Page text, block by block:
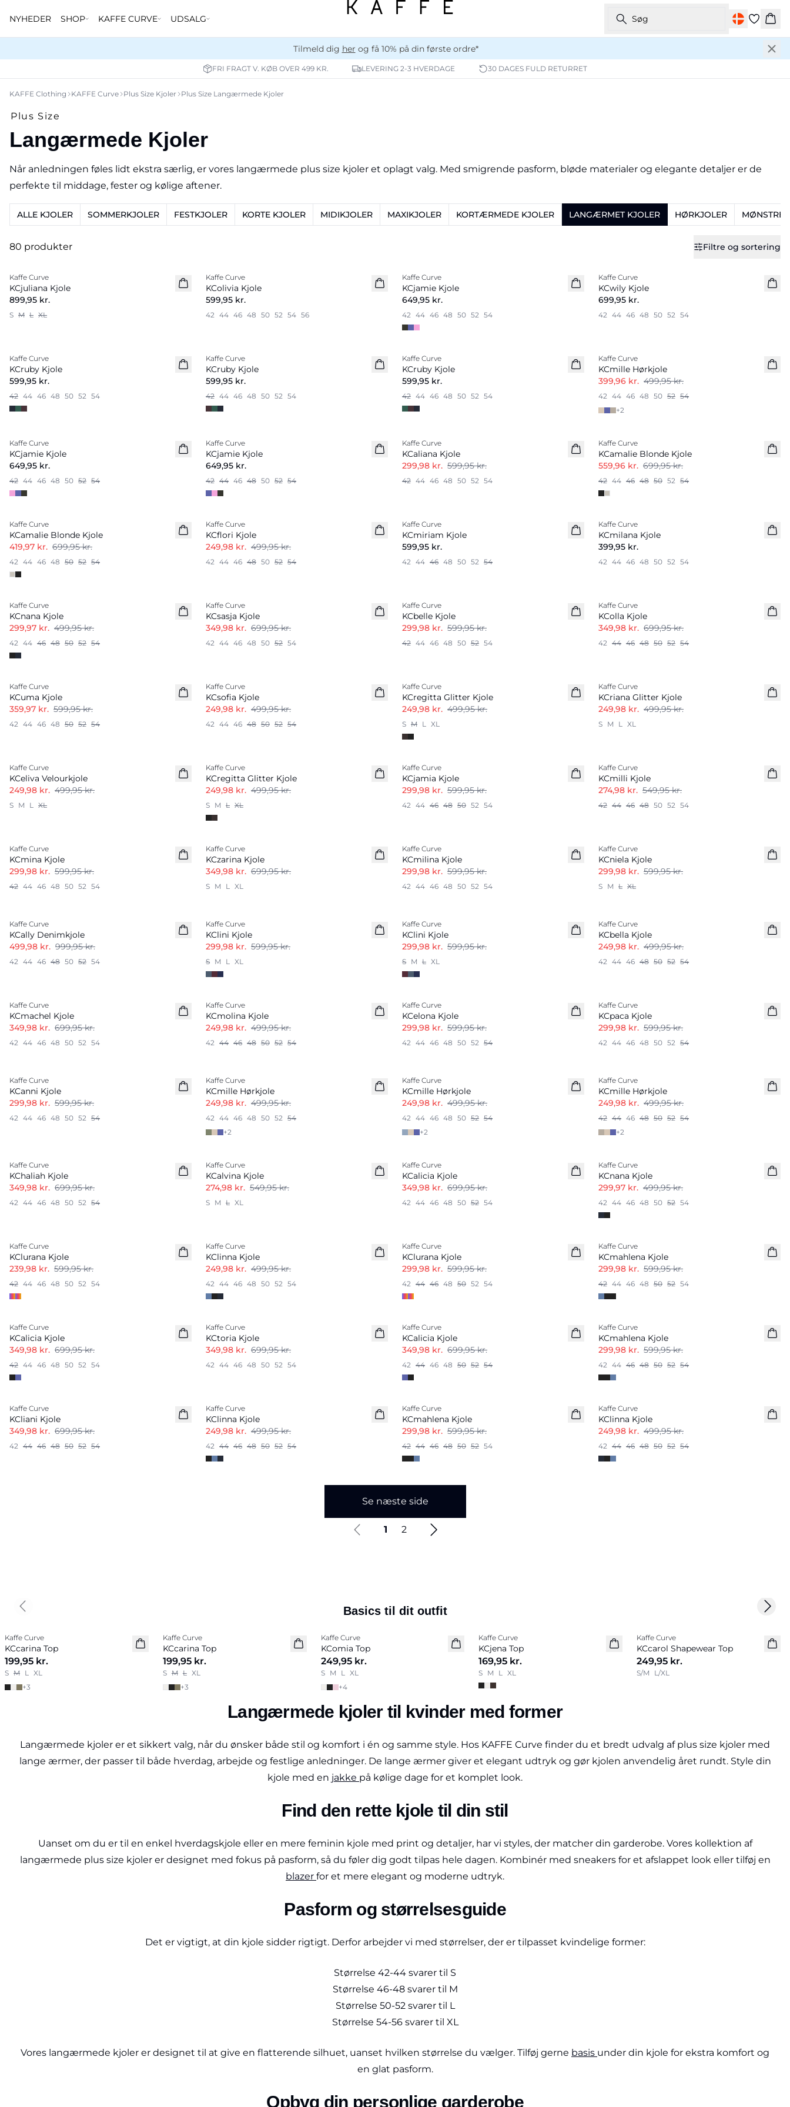
NYHEDER SHOP KAFFE CURVE UDSALG Søg Kurv
Tilmeld dig her og få 10% på din første ordre*
FRI FRAGT V. KØB OVER 499 KR. LEVERING 2-3 HVERDAGE 30 DAGES FULD RETURRET
KAFFE Clothing KAFFE Curve Plus Size Kjoler Plus Size Langærmede Kjoler
Langærmede Kjoler
Plus Size
Når anledningen føles lidt ekstra særlig, er vores langærmede plus size kjoler et oplagt valg. Med smigrende pasform, bløde materialer og elegante detaljer er de
perfekte til middage, fester og kølige aftener.
ALLE KJOLER SOMMERKJOLER FESTKJOLER KORTE KJOLER MIDIKJOLER MAXIKJOLER KORTÆRMEDE KJOLER LANGÆRMET KJOLER HØRKJOLER
80 produkter Filtre og sortering
Nyhed
Kaffe Curve
KCjuliana Kjole
899,95 kr.
S M L XL
Nyhed
Kaffe Curve
KColivia Kjole
599,95 kr.
42 44 46 48 50 52 54 56
Nyhed
Kaffe Curve
KCjamie Kjole
649,95 kr.
42 44 46 48 50 52 54
Nyhed
Kaffe Curve
KCwily Kjole
699,95 kr.
42 44 46 48 50 52 54
Nyhed
Kaffe Curve
KCruby Kjole
599,95 kr.
42 44 46 48 50 52 54
Nyhed
Kaffe Curve
KCruby Kjole
599,95 kr.
42 44 46 48 50 52 54
Nyhed
Kaffe Curve
KCruby Kjole
599,95 kr.
42 44 46 48 50 52 54
Hørmix
Kaffe Curve
KCmille Hørkjole
399,96 kr. 499,95 kr.
42 44 46 48 50 52 54
+2
Kaffe Curve
KCjamie Kjole
649,95 kr.
42 44 46 48 50 52 54
Kaffe Curve
KCjamie Kjole
649,95 kr.
42 44 46 48 50 52 54
Kaffe Curve
KCaliana Kjole
299,98 kr. 599,95 kr.
42 44 46 48 50 52 54
Kaffe Curve
KCamalie Blonde Kjole
559,96 kr. 699,95 kr.
42 44 46 48 50 52 54
Kaffe Curve
KCamalie Blonde Kjole
419,97 kr. 699,95 kr.
42 44 46 48 50 52 54
Kaffe Curve
KCflori Kjole
249,98 kr. 499,95 kr.
42 44 46 48 50 52 54
Nyhed
Kaffe Curve
KCmiriam Kjole
599,95 kr.
42 44 46 48 50 52 54
Kaffe Curve
KCmilana Kjole
399,95 kr.
42 44 46 48 50 52 54
Kaffe Curve
KCnana Kjole
299,97 kr. 499,95 kr.
42 44 46 48 50 52 54
Kaffe Curve
KCsasja Kjole
349,98 kr. 699,95 kr.
42 44 46 48 50 52 54
Kaffe Curve
KCbelle Kjole
299,98 kr. 599,95 kr.
42 44 46 48 50 52 54
Kaffe Curve
KColla Kjole
349,98 kr. 699,95 kr.
42 44 46 48 50 52 54
Kaffe Curve
KCuma Kjole
359,97 kr. 599,95 kr.
42 44 46 48 50 52 54
Kaffe Curve
KCsofia Kjole
249,98 kr. 499,95 kr.
42 44 46 48 50 52 54
Kaffe Curve
KCregitta Glitter Kjole
249,98 kr. 499,95 kr.
S M L XL
Kaffe Curve
KCriana Glitter Kjole
249,98 kr. 499,95 kr.
S M L XL
Kaffe Curve
KCeliva Velourkjole
249,98 kr. 499,95 kr.
S M L XL
Kaffe Curve
KCregitta Glitter Kjole
249,98 kr. 499,95 kr.
S M L XL
Kaffe Curve
KCjamia Kjole
299,98 kr. 599,95 kr.
42 44 46 48 50 52 54
Kaffe Curve
KCmilli Kjole
274,98 kr. 549,95 kr.
42 44 46 48 50 52 54
Kaffe Curve
KCmina Kjole
299,98 kr. 599,95 kr.
42 44 46 48 50 52 54
Kaffe Curve
KCzarina Kjole
349,98 kr. 699,95 kr.
S M L XL
Kaffe Curve
KCmilina Kjole
299,98 kr. 599,95 kr.
42 44 46 48 50 52 54
Kaffe Curve
KCniela Kjole
299,98 kr. 599,95 kr.
S M L XL
Kaffe Curve
KCally Denimkjole
499,98 kr. 999,95 kr.
42 44 46 48 50 52 54
Kaffe Curve
KClini Kjole
299,98 kr. 599,95 kr.
S M L XL
Kaffe Curve
KClini Kjole
299,98 kr. 599,95 kr.
S M L XL
Kaffe Curve
KCbella Kjole
249,98 kr. 499,95 kr.
42 44 46 48 50 52 54
Kaffe Curve
KCmachel Kjole
349,98 kr. 699,95 kr.
42 44 46 48 50 52 54
Kaffe Curve
KCmolina Kjole
249,98 kr. 499,95 kr.
42 44 46 48 50 52 54
Kaffe Curve
KCelona Kjole
299,98 kr. 599,95 kr.
42 44 46 48 50 52 54
Kaffe Curve
KCpaca Kjole
299,98 kr. 599,95 kr.
42 44 46 48 50 52 54
Kaffe Curve
KCanni Kjole
299,98 kr. 599,95 kr.
42 44 46 48 50 52 54
Hørmix
Kaffe Curve
KCmille Hørkjole
249,98 kr. 499,95 kr.
42 44 46 48 50 52 54
+2
Kaffe Curve
KCmille Hørkjole
249,98 kr. 499,95 kr.
42 44 46 48 50 52 54
+2
Hørmix
Kaffe Curve
KCmille Hørkjole
249,98 kr. 499,95 kr.
42 44 46 48 50 52 54
+2
Kaffe Curve
KChaliah Kjole
349,98 kr. 699,95 kr.
42 44 46 48 50 52 54
Kaffe Curve
KCalvina Kjole
274,98 kr. 549,95 kr.
S M L XL
Kaffe Curve
KCalicia Kjole
349,98 kr. 699,95 kr.
42 44 46 48 50 52 54
Kaffe Curve
KCnana Kjole
299,97 kr. 499,95 kr.
42 44 46 48 50 52 54
Kaffe Curve
KClurana Kjole
239,98 kr. 599,95 kr.
42 44 46 48 50 52 54
Kaffe Curve
KClinna Kjole
249,98 kr. 499,95 kr.
42 44 46 48 50 52 54
Kaffe Curve
KClurana Kjole
299,98 kr. 599,95 kr.
42 44 46 48 50 52 54
Kaffe Curve
KCmahlena Kjole
299,98 kr. 599,95 kr.
42 44 46 48 50 52 54
Kaffe Curve
KCalicia Kjole
349,98 kr. 699,95 kr.
42 44 46 48 50 52 54
Kaffe Curve
KCtoria Kjole
349,98 kr. 699,95 kr.
42 44 46 48 50 52 54
Kaffe Curve
KCalicia Kjole
349,98 kr. 699,95 kr.
42 44 46 48 50 52 54
Kaffe Curve
KCmahlena Kjole
299,98 kr. 599,95 kr.
42 44 46 48 50 52 54
Kaffe Curve
KCliani Kjole
349,98 kr. 699,95 kr.
42 44 46 48 50 52 54
Kaffe Curve
KClinna Kjole
249,98 kr. 499,95 kr.
42 44 46 48 50 52 54
Kaffe Curve
KCmahlena Kjole
299,98 kr. 599,95 kr.
42 44 46 48 50 52 54
Kaffe Curve
KClinna Kjole
249,98 kr. 499,95 kr.
42 44 46 48 50 52 54
Se næste side
1 2
Basics til dit outfit
Nyhed
Kaffe Curve
KCcarina Top
199,95 kr.
S M L XL
+3
Nyhed
Kaffe Curve
KCcarina Top
199,95 kr.
S M L XL
+3
Kaffe Curve
KComia Top
249,95 kr.
S M L XL
+4
Kaffe Curve
KCjena Top
169,95 kr.
S M L XL
Kaffe Curve
KCcarol Shapewear Top
249,95 kr.
S/M L/XL
Previous slide Next
Langærmede kjoler til kvinder med former
Langærmede kjoler er et sikkert valg, når du ønsker både stil og komfort i én og samme style. Hos KAFFE Curve finder du et bredt udvalg af plus size kjoler med
lange ærmer, der passer til både hverdag, arbejde og festlige anledninger. De lange ærmer giver et elegant udtryk og gør kjolen anvendelig året rundt. Style din
kjole med en jakke på kølige dage for et komplet look.
Find den rette kjole til din stil
Uanset om du er til en enkel hverdagskjole eller en mere feminin kjole med print og detaljer, har vi styles, der matcher din garderobe. Vores kollektion af
langærmede plus size kjoler er designet med fokus på pasform, så du føler dig godt tilpas hele dagen. Kombinér med sneakers for et afslappet look eller tilføj en
blazer for et mere elegant og moderne udtryk.
Pasform og størrelsesguide
Det er vigtigt, at din kjole sidder rigtigt. Derfor arbejder vi med størrelser, der er tilpasset kvindelige former:
Størrelse 42-44 svarer til S
Størrelse 46-48 svarer til M
Størrelse 50-52 svarer til L
Størrelse 54-56 svarer til XL
Vores langærmede kjoler er designet til at give en flatterende silhuet, uanset hvilken størrelse du vælger. Tilføj gerne basis under din kjole for ekstra komfort og
en glat pasform.
Opbyg din personlige garderobe